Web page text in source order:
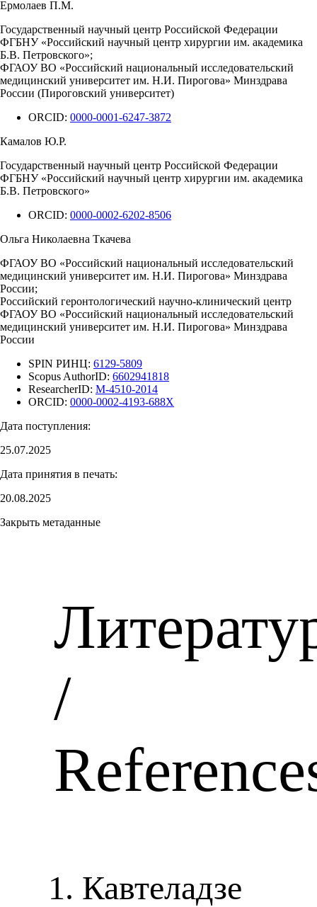
Ермолаев П.М.
Государственный научный центр Российской Федерации
ФГБНУ «Российский научный центр хирургии им. академика
Б.В. Петровского»;
ФГАОУ ВО «Российский национальный исследовательский
медицинский университет им. Н.И. Пирогова» Минздрава
России (Пироговский университет)
ORCID: 0000-0001-6247-3872
Камалов Ю.Р.
Государственный научный центр Российской Федерации
ФГБНУ «Российский научный центр хирургии им. академика
Б.В. Петровского»
ORCID: 0000-0002-6202-8506
Ольга Николаевна Ткачева
ФГАОУ ВО «Российский национальный исследовательский
медицинский университет им. Н.И. Пирогова» Минздрава
России;
Российский геронтологический научно-клинический центр
ФГАОУ ВО «Российский национальный исследовательский
медицинский университет им. Н.И. Пирогова» Минздрава
России
SPIN РИНЦ: 6129-5809
Scopus AuthorID: 6602941818
ResearcherID: M-4510-2014
ORCID: 0000-0002-4193-688X
Дата поступления:
25.07.2025
Дата принятия в печать:
20.08.2025
Закрыть метаданные
/
Кавтеладзе